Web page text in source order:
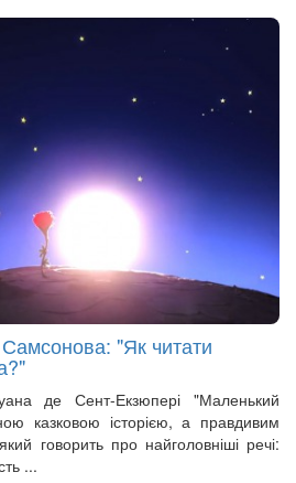
"Як читати
де Сент-Екзюпері "Маленький
казковою історією, а правдивим
говорить про найголовніші речі:
...